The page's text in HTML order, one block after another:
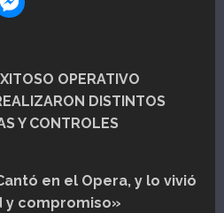
OPERATIVO
DISTINTOS
Y CONTROLES
en el Opera, y lo vivió
y compromiso»